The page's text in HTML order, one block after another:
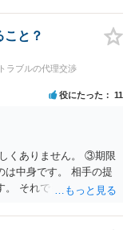
。 弁護士に具体的な事
に法律相談を受けるこ
と？
ラブルの代理交渉
役にたった 11
くありません。 ③期限
は中身です。 相手の提
。 それでもあなた有利